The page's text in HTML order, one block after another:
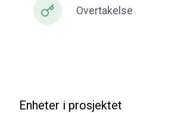
Overtakelse
Enheter i prosjektet